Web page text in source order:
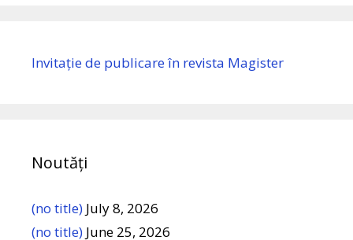
Invitație de publicare în revista Magister
Noutăți
(no title) July 8, 2026
(no title) June 25, 2026